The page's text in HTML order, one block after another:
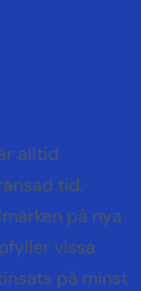
alltid
tid.
på nya
vissa
på minst